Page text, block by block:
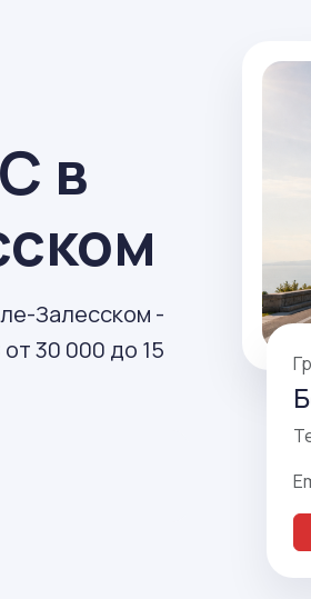
в
Залесском -
30 000 до 15